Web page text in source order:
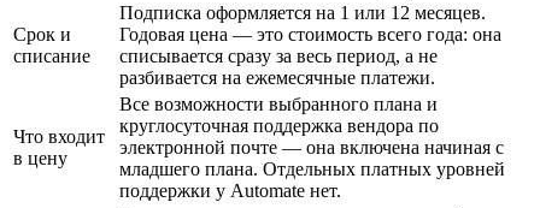
Срок и
списание
Подписка оформляется на 1 или 12 месяцев.
Годовая цена — это стоимость всего года: она
списывается сразу за весь период, а не
разбивается на ежемесячные платежи.
Что входит
в цену
Все возможности выбранного плана и
круглосуточная поддержка вендора по
электронной почте — она включена начиная с
младшего плана. Отдельных платных уровней
поддержки у Automate нет.